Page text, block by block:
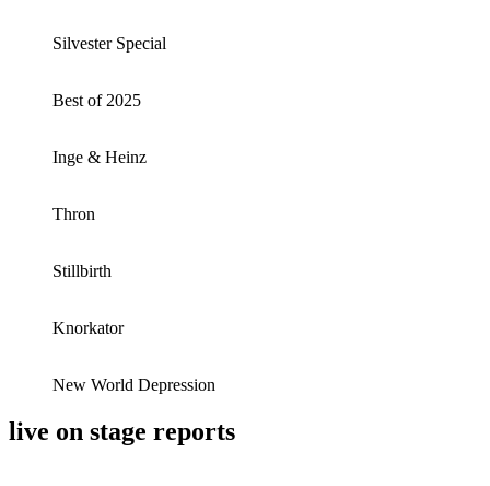
Silvester Special
Best of 2025
Inge & Heinz
Thron
Stillbirth
Knorkator
New World Depression
live on stage reports